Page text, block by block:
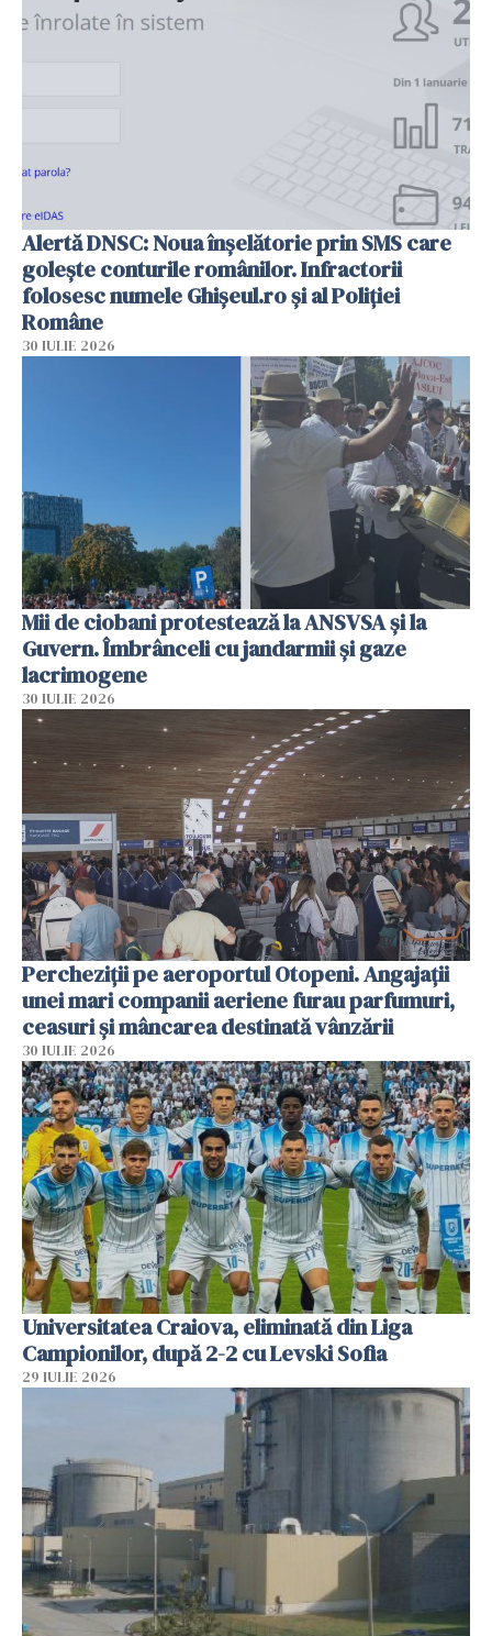
Alertă DNSC: Noua înșelătorie prin SMS care
golește conturile românilor. Infractorii
folosesc numele Ghișeul.ro și al Poliției
Române
30 IULIE 2026
Mii de ciobani protestează la ANSVSA și la
Guvern. Îmbrânceli cu jandarmii și gaze
lacrimogene
30 IULIE 2026
Percheziții pe aeroportul Otopeni. Angajații
unei mari companii aeriene furau parfumuri,
ceasuri și mâncarea destinată vânzării
30 IULIE 2026
Universitatea Craiova, eliminată din Liga
Campionilor, după 2-2 cu Levski Sofia
29 IULIE 2026